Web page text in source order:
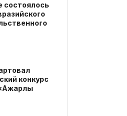
состоялось
конкурс